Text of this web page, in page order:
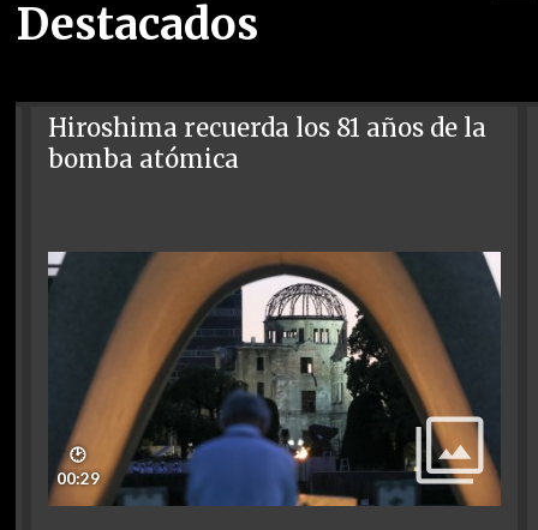
Destacados
Hiroshima recuerda los 81 años de la
bomba atómica
🕑
00:29